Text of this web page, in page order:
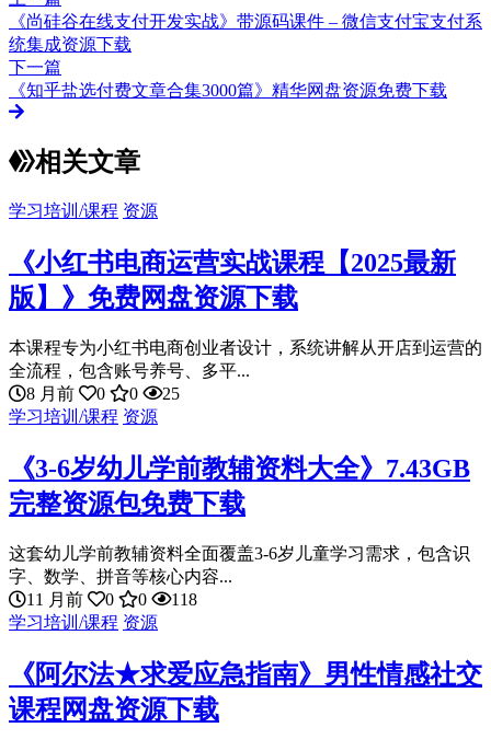
《尚硅谷在线支付开发实战》带源码课件 – 微信支付宝支付系
统集成资源下载
下一篇
《知乎盐选付费文章合集3000篇》精华网盘资源免费下载
相关文章
学习培训/课程 资源
《小红书电商运营实战课程【2025最新
版】》免费网盘资源下载
本课程专为小红书电商创业者设计，系统讲解从开店到运营的
全流程，包含账号养号、多平...
8 月前
0 0
25
学习培训/课程 资源
《3-6岁幼儿学前教辅资料大全》7.43GB
完整资源包免费下载
这套幼儿学前教辅资料全面覆盖3-6岁儿童学习需求，包含识
字、数学、拼音等核心内容...
11 月前
0 0
118
学习培训/课程 资源
《阿尔法★求爱应急指南》男性情感社交
课程网盘资源下载